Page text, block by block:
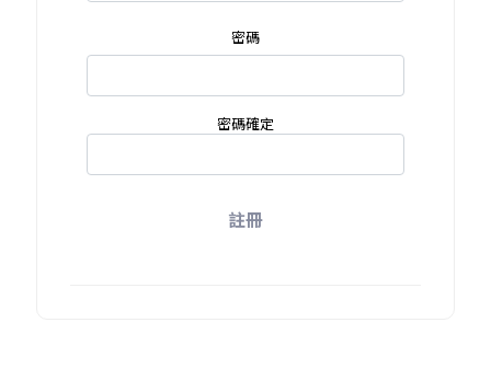
密碼
密碼確定
註冊